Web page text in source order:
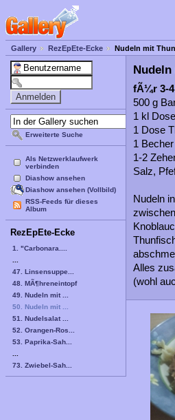
Gallery RezEpEte-Ecke Nudeln mit
Erweiterte Suche
Als Netzwerklaufwerk
verbinden
Diashow ansehen
Diashow ansehen (Vollbild)
RSS-Feeds für dieses
Album
RezEpEte-Ecke
1. "Carbonara....
47. Linsensuppe...
48. MÃ¶hreneintopf
49. Nudeln mit ...
50. Nudeln mit ...
51. Nudelsalat ...
52. Orangen-Ros...
53. Paprika-Sah...
73. Zwiebel-Sah...
fÃ¼r 3-
500 g
1 kl
1 Dose
1
1-2
Salz,
Nudeln
Alles
(wohl